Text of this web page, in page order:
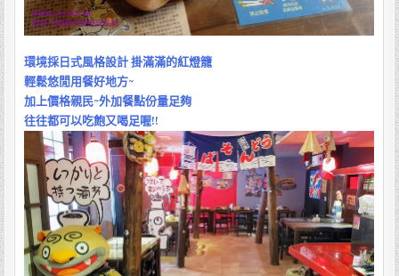
環境採日式風格設計 掛滿滿的紅燈籠
輕鬆悠閒用餐好地方~
加上價格親民~外加餐點份量足夠
往往都可以吃飽又喝足喔!!